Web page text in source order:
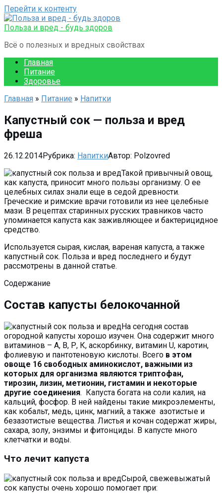
Перейти к контенту
Польза и вред - будь здоров
Всё о полезных и вредных свойствах
Главная
Питание
Здоровье
Главная » Питание » Напитки
Капустный сок — польза и вред
фреша
26.12.2014Рубрика: НапиткиАвтор: Polzovred
Такой привычный овощ,
как капуста, приносит много пользы организму. О ее
целебных силах знали еще в седой древности.
Греческие и римские врачи готовили из нее целебные
мази. В рецептах старинных русских травников часто
упоминается капуста как заживляющее и бактерицидное
средство.
Используется сырая, кислая, вареная капуста, а также
капустный сок. Польза и вред последнего и будут
рассмотрены в данной статье.
Содержание
Состав капусты белокочанной
На сегодня состав
огородной капусты хорошо изучен. Она содержит много
витаминов – А, В, Р, К, аскорбинку, витамин U, каротин,
фолиевую и пантотеновую кислоты. Всего в этом
овоще 16 свободных аминокислот, важными из
которых для организма являются триптофан,
тирозин, лизин, метионин, гистамин и некоторые
другие соединения. Капуста богата на соли калия, на
кальций, фосфор. В ней найдены такие микроэлементы,
как кобальт, медь, цинк, магний, а также азотистые и
безазотистые вещества. Листья и кочан содержат жиры,
сахара, золу, энзимы и фитонциды. В капусте много
клетчатки и воды.
Что лечит капуста
Сырой, свежевыжатый
сок капусты очень хорошо помогает при: